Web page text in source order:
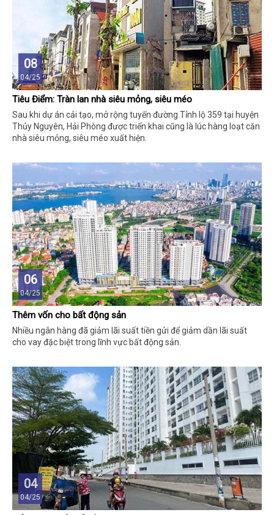
08
04/25
Tiêu Điểm: Tràn lan nhà siêu mỏng, siêu méo
Sau khi dự án cải tạo, mở rộng tuyến đường Tỉnh lộ 359 tại huyện
Thủy Nguyên, Hải Phòng được triển khai cũng là lúc hàng loạt căn
nhà siêu mỏng, siêu méo xuất hiện.
06
04/25
Thêm vốn cho bất động sản
Nhiều ngân hàng đã giảm lãi suất tiền gửi để giảm dần lãi suất
cho vay đặc biệt trong lĩnh vực bất động sản.
04
04/25